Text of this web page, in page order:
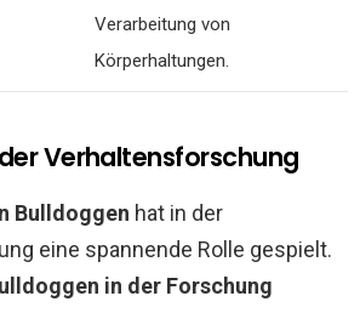
Verarbeitung von
Körperhaltungen.
Verhaltensforschung
Bulldoggen hat in der
eine spannende Rolle gespielt.
in der Forschung